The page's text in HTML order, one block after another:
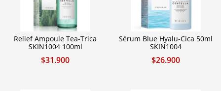
Relief Ampoule Tea-Trica
SKIN1004 100ml
$31.900
Sérum Blue Hyalu-Cica 50ml
SKIN1004
$26.900